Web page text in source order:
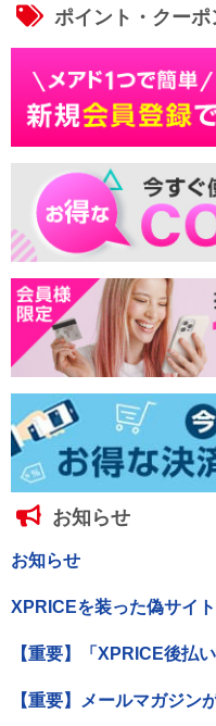
ポイント・クーポ
お知らせ
お知らせ
XPRICEを装った偽サイ
【重要】「XPRICE後払
【重要】メールマガジン